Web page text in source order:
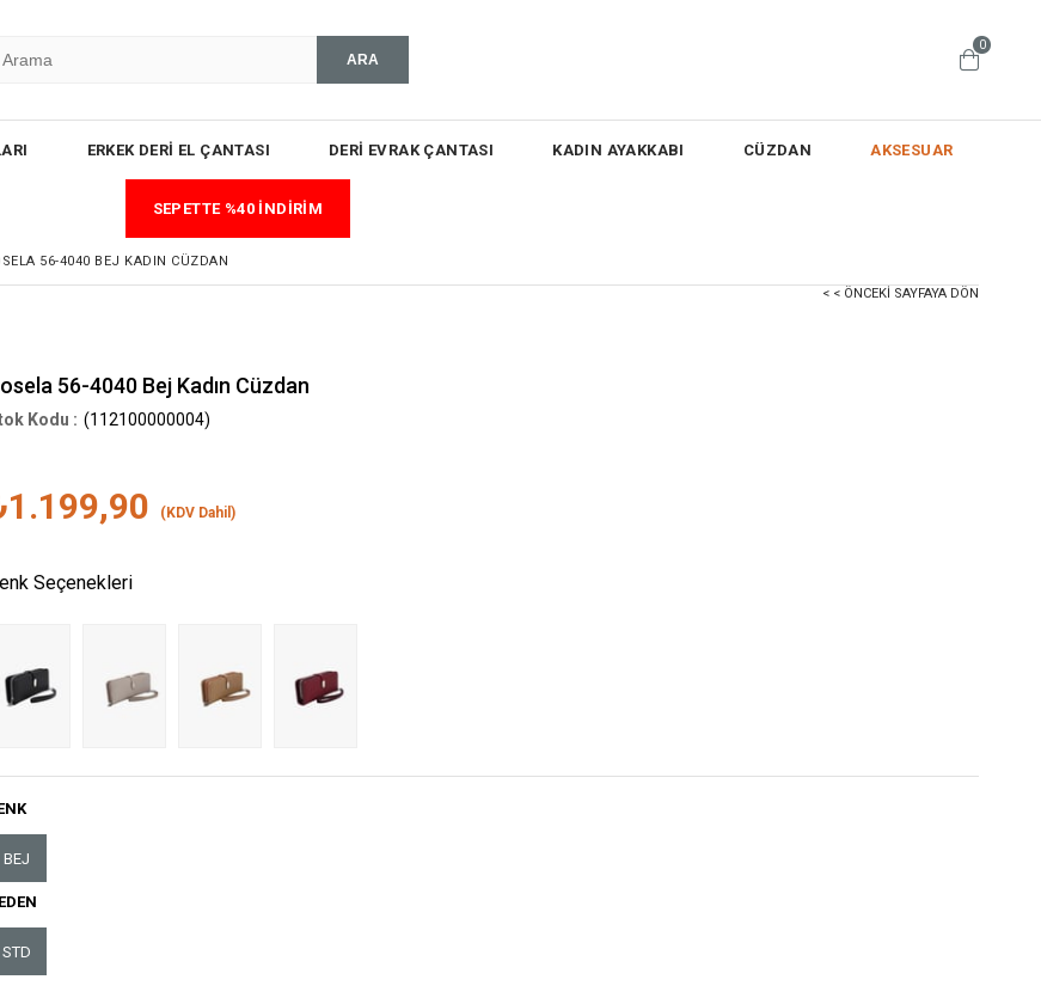
0
ERKEK DERİ EL ÇANTASI DERİ EVRAK ÇANTASI KADIN AYAKKABI CÜZDAN AKSESUAR
SEPETTE %40 İNDİRİM
56-4040 BEJ KADIN CÜZDAN
< < ÖNCEKI SAYFAYA DÖN
56-4040 Bej Kadın Cüzdan
(112100000004)
(KDV Dahil)
Seçenekleri
BEJ
STD